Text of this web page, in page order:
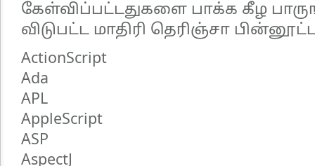
கேள்விப்பட்டதுகளை பாக்க கீழ
விடுபட்ட மாதிரி தெரிஞ்சா
ActionScript
Ada
APL
AppleScript
ASP
AspectJ